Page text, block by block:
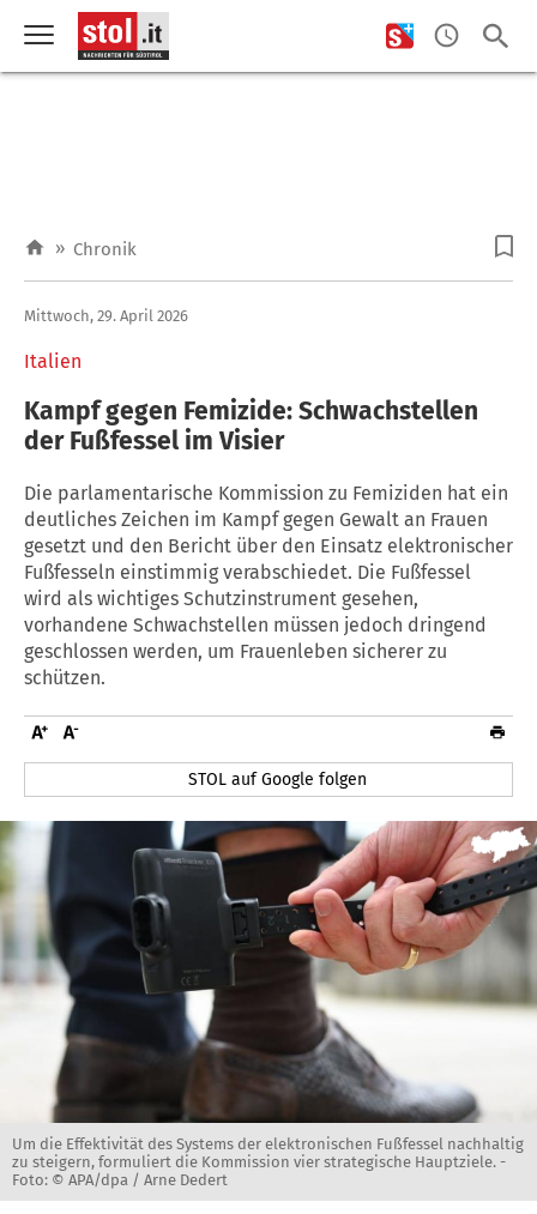
» Chronik
Italien
Mittwoch, 29. April 2026
Kampf gegen Femizide: Schwachstellen
der Fußfessel im Visier
Die parlamentarische Kommission zu Femiziden hat ein
deutliches Zeichen im Kampf gegen Gewalt an Frauen
gesetzt und den Bericht über den Einsatz elektronischer
Fußfesseln einstimmig verabschiedet. Die Fußfessel
wird als wichtiges Schutzinstrument gesehen,
vorhandene Schwachstellen müssen jedoch dringend
geschlossen werden, um Frauenleben sicherer zu
schützen.
STOL auf Google folgen
Um die Effektivität des Systems der elektronischen Fußfessel nachhaltig
zu steigern, formuliert die Kommission vier strategische Hauptziele. -
Foto: © APA/dpa / Arne Dedert